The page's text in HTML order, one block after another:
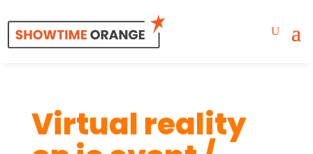
Virtual reality